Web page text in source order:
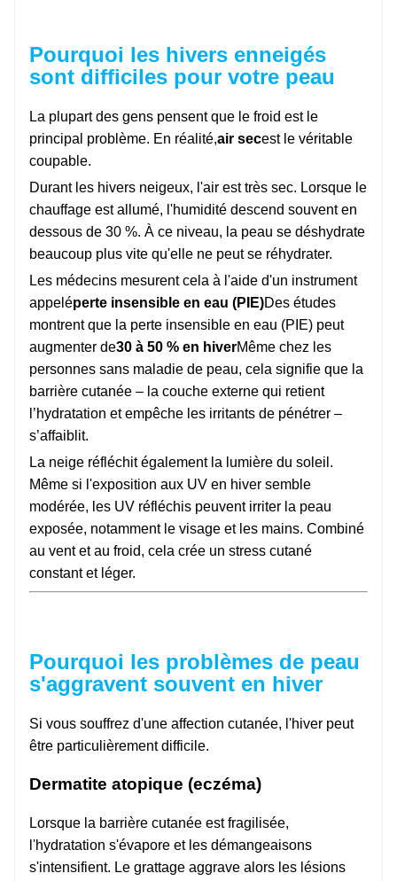
Pourquoi les hivers enneigés
sont difficiles pour votre peau
La plupart des gens pensent que le froid est le
principal problème. En réalité,air secest le véritable
coupable.
Durant les hivers neigeux, l'air est très sec. Lorsque le
chauffage est allumé, l'humidité descend souvent en
dessous de 30 %. À ce niveau, la peau se déshydrate
beaucoup plus vite qu'elle ne peut se réhydrater.
Les médecins mesurent cela à l'aide d'un instrument
appeléperte insensible en eau (PIE)Des études
montrent que la perte insensible en eau (PIE) peut
augmenter de30 à 50 % en hiverMême chez les
personnes sans maladie de peau, cela signifie que la
barrière cutanée – la couche externe qui retient
l’hydratation et empêche les irritants de pénétrer –
s’affaiblit.
La neige réfléchit également la lumière du soleil.
Même si l'exposition aux UV en hiver semble
modérée, les UV réfléchis peuvent irriter la peau
exposée, notamment le visage et les mains. Combiné
au vent et au froid, cela crée un stress cutané
constant et léger.
Pourquoi les problèmes de peau
s'aggravent souvent en hiver
Si vous souffrez d'une affection cutanée, l'hiver peut
être particulièrement difficile.
Dermatite atopique (eczéma)
Lorsque la barrière cutanée est fragilisée,
l'hydratation s'évapore et les démangeaisons
s'intensifient. Le grattage aggrave alors les lésions